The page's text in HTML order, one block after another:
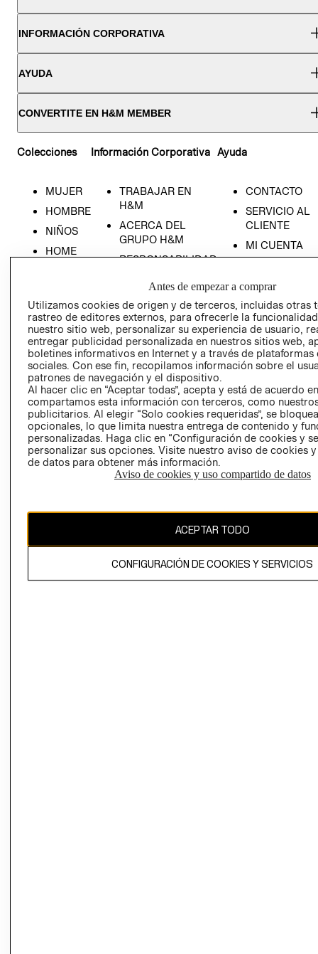
INFORMACIÓN CORPORATIVA
AYUDA
CONVERTITE EN H&M MEMBER
Colecciones
MUJER
HOMBRE
NIÑOS
HOME
Información Corporativa
TRABAJAR EN
H&M
ACERCA DEL
GRUPO H&M
RESPONSABILIDAD
PRENSA
RELACIÓN CON
INVERSIONISTAS
POLÍTICA
EMPRESARIAL
Ayuda
CONTACTO
SERVICIO AL
CLIENTE
MI CUENTA
- RETIRO EN
TIENDA
TÉRMINOS Y
CONDICIONES
PRIVACIDAD
GIFT CARD
AVISO DE
COOKIES
Uruguay ($U)
Antes de empezar a comprar
Utilizamos cookies de origen y de terceros, incluidas otras
rastreo de editores externos, para ofrecerle la
nuestro sitio web, personalizar su experiencia de usuario,
entregar publicidad personalizada en nuestros sitios web,
boletines informativos en Internet y a través de plataformas
sociales. Con ese fin, recopilamos información sobre el
patrones de navegación y el dispositivo.
Al hacer clic en “Aceptar todas”, acepta y está de acuerdo
compartamos esta información con terceros, como
publicitarios. Al elegir “Solo cookies requeridas”, se
opcionales, lo que limita nuestra entrega de contenido y
personalizadas. Haga clic en “Configuración de cookies y
personalizar sus opciones. Visite nuestro aviso de cookies
de datos para obtener más información.
Aviso de cookies y uso compartido de datos
ACEPTAR TODO
CONFIGURACIÓN DE COOKIES Y SERVICIOS